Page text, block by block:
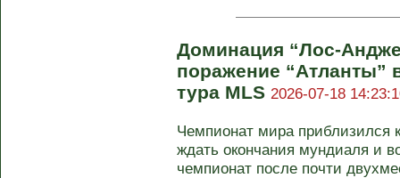
Доминация “Лос-
поражение “Атланты”
тура MLS 2026-07-18
Чемпионат мира приблизился
ждать окончания мундиаля и
чемпионат после почти